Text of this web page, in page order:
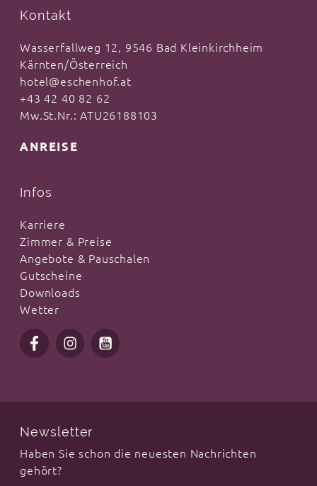
Kontakt
Wasserfallweg 12, 9546 Bad Kleinkirchheim
Kärnten/Österreich
hotel@eschenhof.at
+43 42 40 82 62
Mw.St.Nr.: ATU26188103
ANREISE
Infos
Karriere
Zimmer & Preise
Angebote & Pauschalen
Gutscheine
Downloads
Wetter
Newsletter
Haben Sie schon die neuesten Nachrichten
gehört?